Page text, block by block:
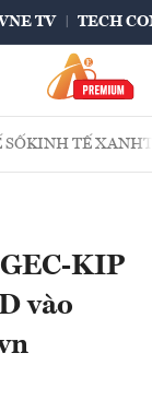
TV TECH
SỐKINH TẾ XANH
KIP
vào